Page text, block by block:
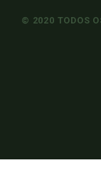
© 2020 TODOS